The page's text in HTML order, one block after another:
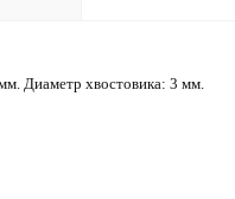
Диаметр хвостовика: 3 мм.